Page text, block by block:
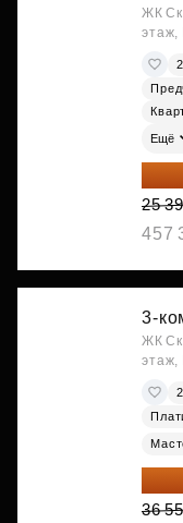
ЖК
Ещё
21
25
457
3-
ЖК
28
36